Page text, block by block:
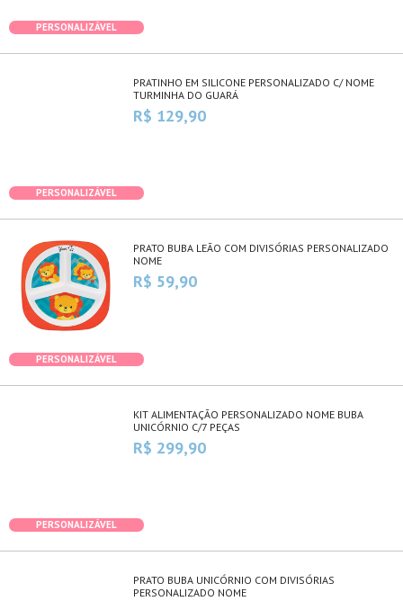
PERSONALIZÁVEL
PRATINHO EM SILICONE PERSONALIZADO C/ NOME
TURMINHA DO GUARÁ
R$ 129,90
PERSONALIZÁVEL
PRATO BUBA LEÃO COM DIVISÓRIAS PERSONALIZADO
NOME
R$ 59,90
PERSONALIZÁVEL
KIT ALIMENTAÇÃO PERSONALIZADO NOME BUBA
UNICÓRNIO C/7 PEÇAS
R$ 299,90
PERSONALIZÁVEL
PRATO BUBA UNICÓRNIO COM DIVISÓRIAS
PERSONALIZADO NOME